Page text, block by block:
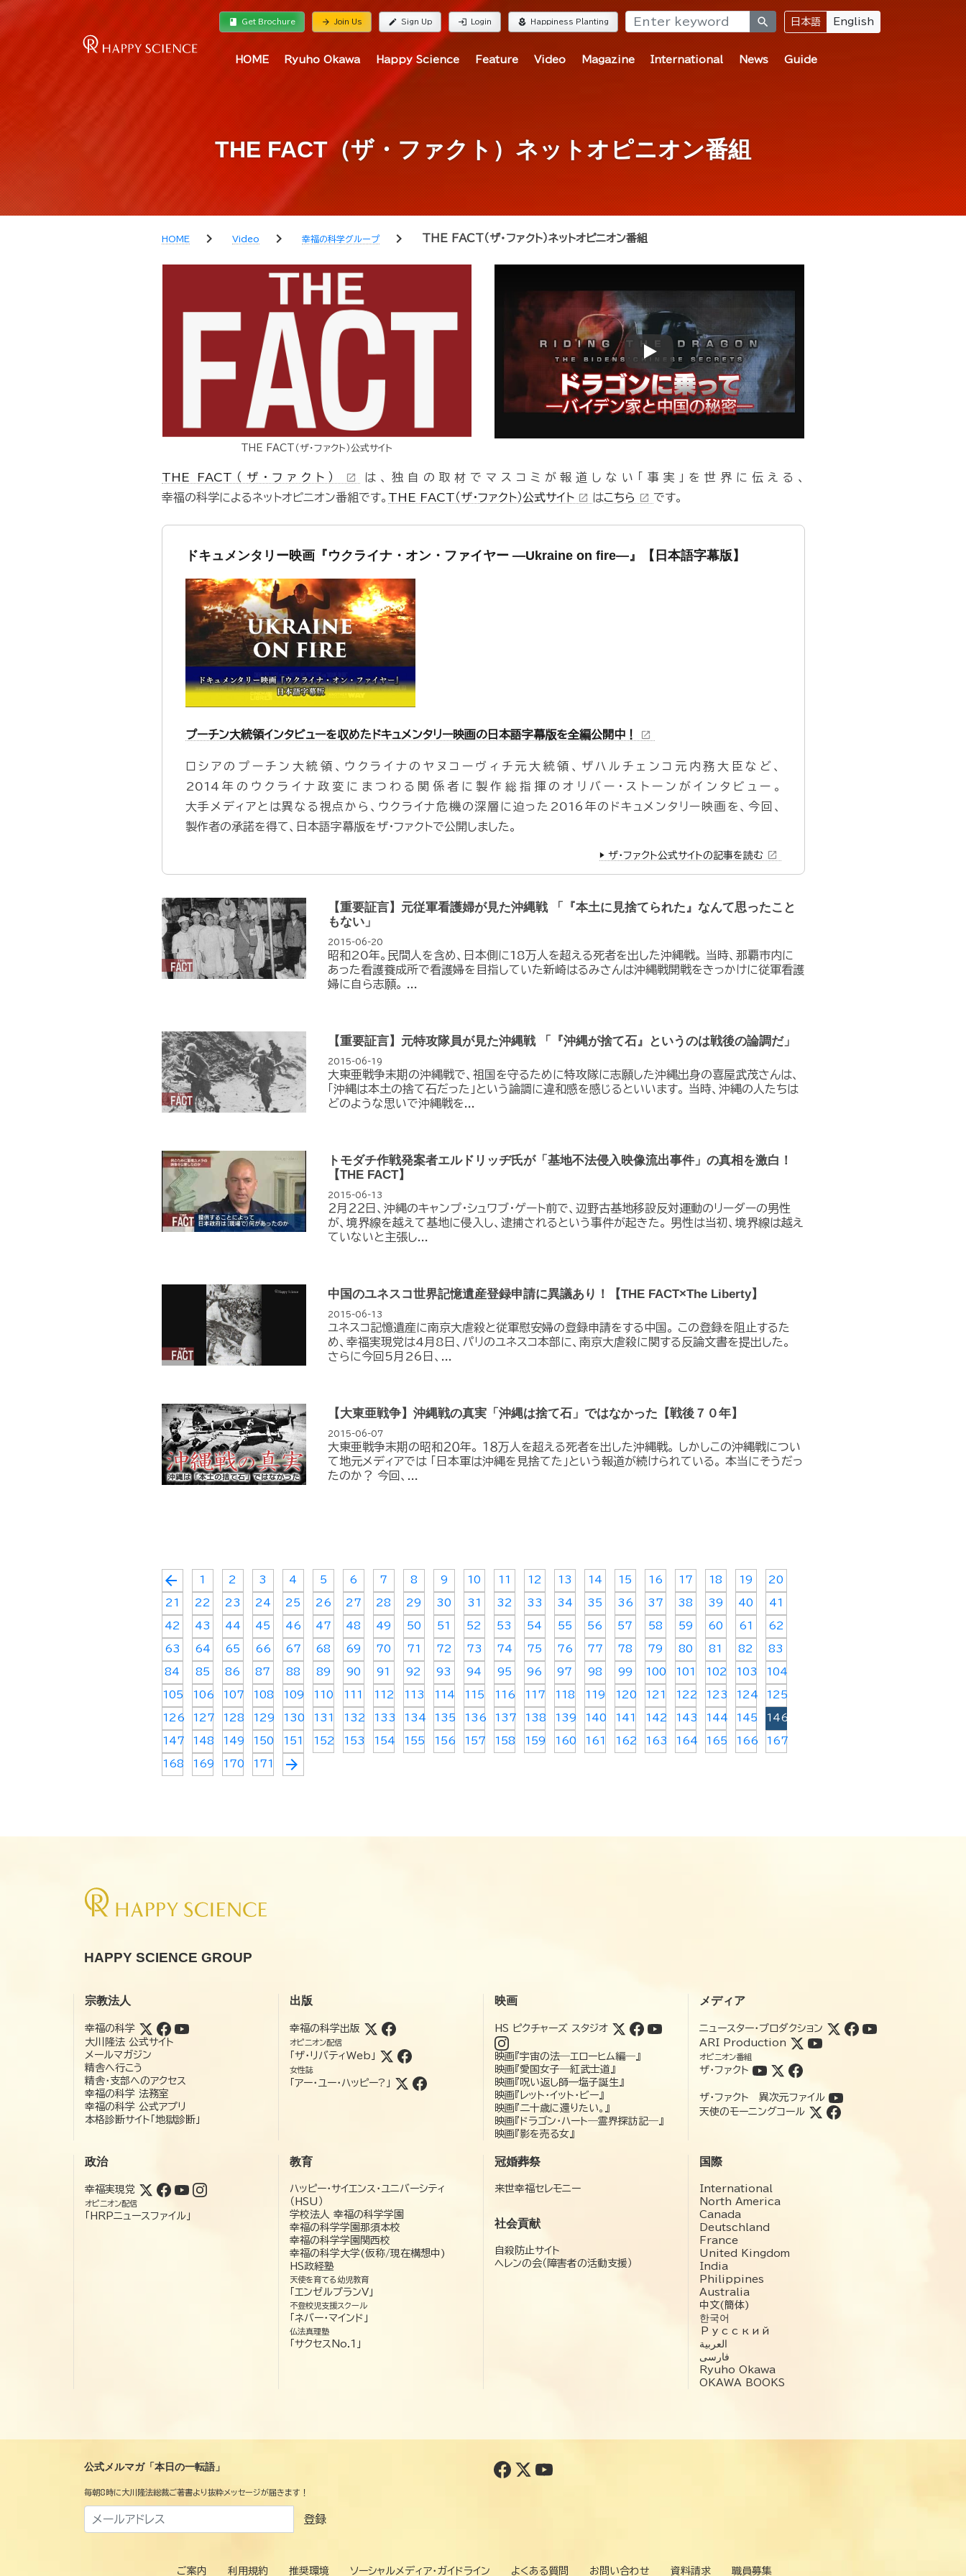
book Get Brochure arrow_forward Join Us edit Sign Up login Login local_florist Happiness Planting search 日本語 English
HOME Ryuho Okawa Happy Science Feature Video Magazine International News Guide
THE FACT（ザ・ファクト）ネットオピニオン番組
HOME chevron_right Video chevron_right 幸福の科学グループ chevron_right THE FACT（ザ・ファクト）ネットオピニオン番組
THE FACT（ザ・ファクト）公式サイト
Play
THE FACT（ザ・ファクト） open_in_new
は、独自の取材でマスコミが報道しない「事実」を世界に伝える、
幸福の科学によるネットオピニオン番組です。 THE FACT（ザ・ファクト）公式サイト open_in_new はこちら open_in_new です。
ドキュメンタリー映画『ウクライナ・オン・ファイヤー ―Ukraine on fire—』【日本語字幕版】
プーチン大統領インタビューを収めたドキュメンタリー映画の日本語字幕版を全編公開中！ open_in_new
ロシアのプーチン大統領、ウクライナのヤヌコーヴィチ元大統領、ザハルチェンコ元内務大臣など、
2014年のウクライナ政変にまつわる関係者に製作総指揮のオリバー・ストーンがインタビュー。
大手メディアとは異なる視点から、ウクライナ危機の深層に迫った2016年のドキュメンタリー映画を、今回、
製作者の承諾を得て、日本語字幕版をザ・ファクトで公開しました。
▶️ ザ・ファクト公式サイトの記事を読む open_in_new
【重要証言】元従軍看護婦が見た沖縄戦 「『本土に見捨てられた』なんて思ったこと
もない」
2015-06-20
昭和20年。民間人を含め、日本側に18万人を超える死者を出した沖縄戦。 当時、那覇市内に
あった看護養成所で看護婦を目指していた新崎はるみさんは沖縄戦開戦をきっかけに従軍看護
婦に自ら志願。 ...
【重要証言】元特攻隊員が見た沖縄戦 「『沖縄が捨て石』というのは戦後の論調だ」
2015-06-19
大東亜戦争末期の沖縄戦で、祖国を守るために特攻隊に志願した沖縄出身の喜屋武茂さんは、
「沖縄は本土の捨て石だった」という論調に違和感を感じるといいます。 当時、沖縄の人たちは
どのような思いで沖縄戦を...
トモダチ作戦発案者エルドリッヂ氏が「基地不法侵入映像流出事件」の真相を激白！
【THE FACT】
2015-06-13
２月２２日、沖縄のキャンプ・シュワブ・ゲート前で、辺野古基地移設反対運動のリーダーの男性
が、境界線を越えて基地に侵入し、逮捕されるという事件が起きた。 男性は当初、境界線は越え
ていないと主張し...
中国のユネスコ世界記憶遺産登録申請に異議あり！【THE FACT×The Liberty】
2015-06-13
ユネスコ記憶遺産に南京大虐殺と従軍慰安婦の登録申請をする中国。 この登録を阻止するた
め、幸福実現党は4月8日、パリのユネスコ本部に、南京大虐殺に関する反論文書を提出した。
さらに今回5月26日、...
【大東亜戦争】沖縄戦の真実「沖縄は捨て石」ではなかった【戦後７０年】
2015-06-07
大東亜戦争末期の昭和２０年。 １８万人を超える死者を出した沖縄戦。 しかしこの沖縄戦につい
て地元メディアでは 「日本軍は沖縄を見捨てた」という報道が続けられている。 本当にそうだっ
たのか？ 今回、...
arrow_back 1 2 3 4 5 6 7 8 9 10 11 12 13 14 15 16 17 18 19 20
21 22 23 24 25 26 27 28 29 30 31 32 33 34 35 36 37 38 39 40 41
42 43 44 45 46 47 48 49 50 51 52 53 54 55 56 57 58 59 60 61 62
63 64 65 66 67 68 69 70 71 72 73 74 75 76 77 78 79 80 81 82 83
84 85 86 87 88 89 90 91 92 93 94 95 96 97 98 99 100 101 102 103 104
105 106 107 108 109 110 111 112 113 114 115 116 117 118 119 120 121 122 123 124 125
126 127 128 129 130 131 132 133 134 135 136 137 138 139 140 141 142 143 144 145 146
147 148 149 150 151 152 153 154 155 156 157 158 159 160 161 162 163 164 165 166 167
168 169 170 171 arrow_forward
HAPPY SCIENCE GROUP
宗教法人
幸福の科学
大川隆法 公式サイト
メールマガジン
精舎へ行こう
精舎・支部へのアクセス
幸福の科学 法務室
幸福の科学 公式アプリ
本格診断サイト「地獄診断」
出版
幸福の科学出版
オピニオン配信
「ザ・リバティWeb」
女性誌
「アー・ユー・ハッピー?」
映画
HS ピクチャーズ スタジオ
映画『宇宙の法―エローヒム編―』
映画『愛国女子―紅武士道』
映画『呪い返し師—塩子誕生』
映画『レット・イット・ビー』
映画『二十歳に還りたい。』
映画『ドラゴン・ハート―霊界探訪記―』
映画『影を売る女』
メディア
ニュースター・プロダクション
ARI Production
オピニオン番組
ザ・ファクト
ザ・ファクト 異次元ファイル
天使のモーニングコール
政治
幸福実現党
オピニオン配信
「HRPニュースファイル」
教育
ハッピー・サイエンス・ユニバーシティ
（HSU）
学校法人 幸福の科学学園
幸福の科学学園那須本校
幸福の科学学園関西校
幸福の科学大学(仮称/現在構想中)
HS政経塾
天使を育てる幼児教育
「エンゼルプランV」
不登校児支援スクール
「ネバー・マインド」
仏法真理塾
「サクセスNo.1」
冠婚葬祭
来世幸福セレモニー
社会貢献
自殺防止サイト
ヘレンの会（障害者の活動支援）
国際
International
North America
Canada
Deutschland
France
United Kingdom
India
Philippines
Australia
中文(簡体)
한국어
Русский
العربية‏
فارسی
Ryuho Okawa
OKAWA BOOKS
公式メルマガ「本日の一転語」
毎朝8時に大川隆法総裁ご著書より抜粋メッセージが届きます！
登録
ご案内 利用規約 推奨環境 ソーシャルメディア・ガイドライン よくある質問 お問い合わせ 資料請求 職員募集